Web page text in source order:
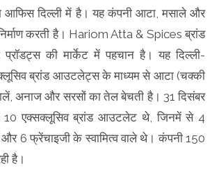
आफिस दिल्ली में है। यह कंपनी आटा, मसाले और
निर्माण करती है। Hariom Atta & Spices ब्रांड
की मार्केट में पहचान है। यह दिल्ली-
ब्रांड आउटलेट्स के माध्यम से आटा (चक्की
अनाज और सरसों का तेल बेचती है। 31 दिसंबर
एक्सक्लूसिव ब्रांड आउटलेट थे, जिनमें से 4
और 6 फ्रेंचाइजी के स्वामित्व वाले थे। कंपनी 150
है।